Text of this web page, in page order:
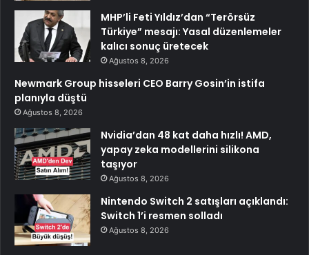
MHP’li Feti Yıldız’dan “Terörsüz
Türkiye” mesajı: Yasal düzenlemeler
kalıcı sonuç üretecek
Ağustos 8, 2026
Newmark Group hisseleri CEO Barry Gosin’in istifa
planıyla düştü
Ağustos 8, 2026
Nvidia’dan 48 kat daha hızlı! AMD,
yapay zeka modellerini silikona
taşıyor
Ağustos 8, 2026
Nintendo Switch 2 satışları açıklandı:
Switch 1’i resmen solladı
Ağustos 8, 2026